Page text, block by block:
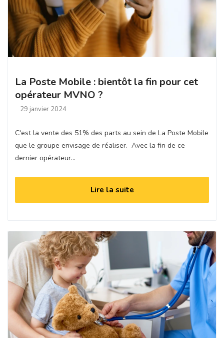
La Poste Mobile : bientôt la fin pour cet
opérateur MVNO ?
29 janvier 2024
C'est la vente des 51% des parts au sein de La Poste Mobile
que le groupe envisage de réaliser. Avec la fin de ce
dernier opérateur…
Lire la suite